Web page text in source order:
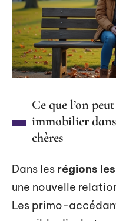
Ce que l’on
immobilier
chères
Dans les régions
une nouvelle
Les primo-